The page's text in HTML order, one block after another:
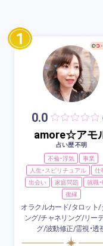
1
0.0
amore☆アモ
占い歴 不明
不倫・浮気
事業
人生・スピリチュアル
仕
出会い
家庭問題
就職
復縁
オラクルカード/タロット/
ング/チャネリング/リー
グ/波動修正/霊視・透